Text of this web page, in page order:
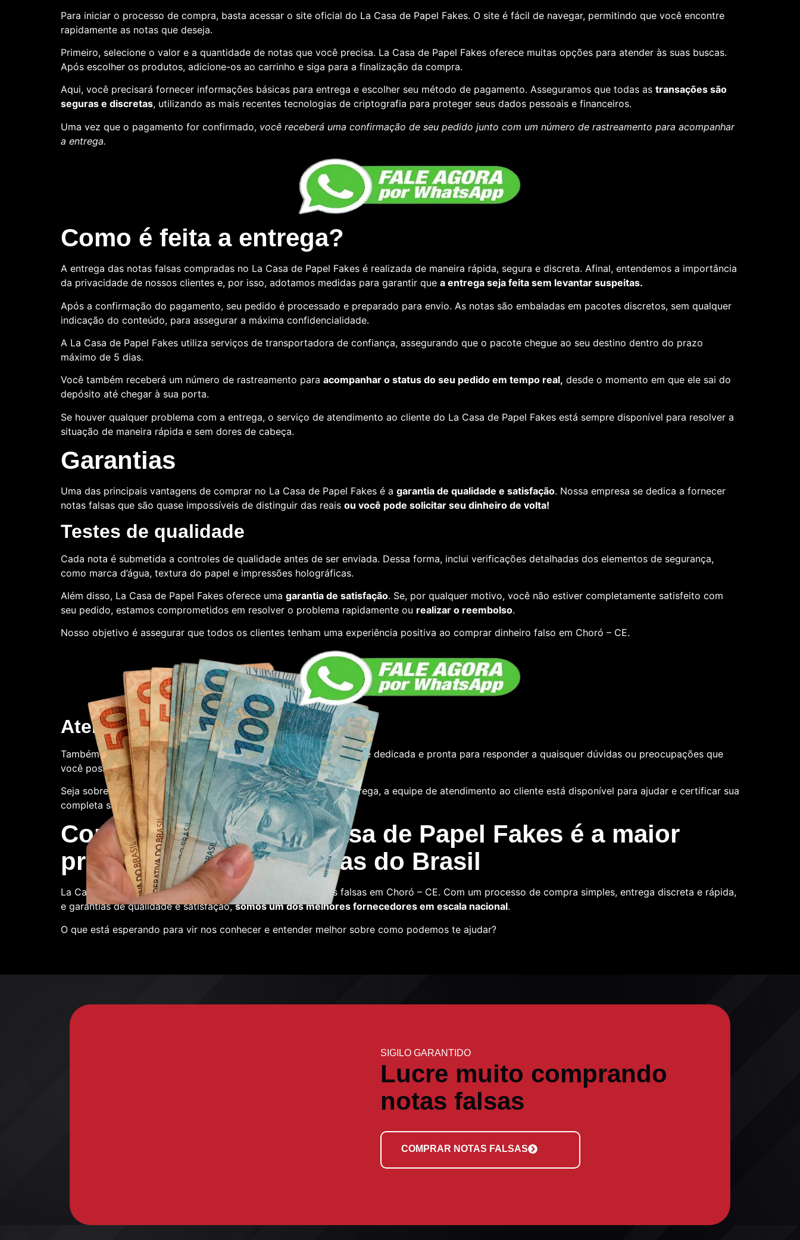
Para iniciar o processo de compra, basta acessar o site oficial do La Casa de Papel Fakes. O site é fácil de navegar, permitindo que você encontre
rapidamente as notas que deseja.
Primeiro, selecione o valor e a quantidade de notas que você precisa. La Casa de Papel Fakes oferece muitas opções para atender às suas buscas.
Após escolher os produtos, adicione-os ao carrinho e siga para a finalização da compra.
Aqui, você precisará fornecer informações básicas para entrega e escolher seu método de pagamento. Asseguramos que todas as transações são
seguras e discretas, utilizando as mais recentes tecnologias de criptografia para proteger seus dados pessoais e financeiros.
Uma vez que o pagamento for confirmado, você receberá uma confirmação de seu pedido junto com um número de rastreamento para acompanhar
a entrega.
Como é feita a entrega?
A entrega das notas falsas compradas no La Casa de Papel Fakes é realizada de maneira rápida, segura e discreta. Afinal, entendemos a importância
da privacidade de nossos clientes e, por isso, adotamos medidas para garantir que a entrega seja feita sem levantar suspeitas.
Após a confirmação do pagamento, seu pedido é processado e preparado para envio. As notas são embaladas em pacotes discretos, sem qualquer
indicação do conteúdo, para assegurar a máxima confidencialidade.
A La Casa de Papel Fakes utiliza serviços de transportadora de confiança, assegurando que o pacote chegue ao seu destino dentro do prazo
máximo de 5 dias.
Você também receberá um número de rastreamento para acompanhar o status do seu pedido em tempo real, desde o momento em que ele sai do
depósito até chegar à sua porta.
Se houver qualquer problema com a entrega, o serviço de atendimento ao cliente do La Casa de Papel Fakes está sempre disponível para resolver a
situação de maneira rápida e sem dores de cabeça.
Garantias
Uma das principais vantagens de comprar no La Casa de Papel Fakes é a garantia de qualidade e satisfação. Nossa empresa se dedica a fornecer
notas falsas que são quase impossíveis de distinguir das reais ou você pode solicitar seu dinheiro de volta!
Testes de qualidade
Cada nota é submetida a controles de qualidade antes de ser enviada. Dessa forma, inclui verificações detalhadas dos elementos de segurança,
como marca d’água, textura do papel e impressões holográficas.
Além disso, La Casa de Papel Fakes oferece uma garantia de satisfação. Se, por qualquer motivo, você não estiver completamente satisfeito com
seu pedido, estamos comprometidos em resolver o problema rapidamente ou realizar o reembolso.
Nosso objetivo é assegurar que todos os clientes tenham uma experiência positiva ao comprar dinheiro falso em Choró – CE.
Atendimento ao cliente
Também oferecemos suporte ao cliente. Contamos com uma equipe dedicada e pronta para responder a quaisquer dúvidas ou preocupações que
você possa ter.
Seja sobre o processo de compra, a qualidade das notas ou a entrega, a equipe de atendimento ao cliente está disponível para ajudar e certificar sua
completa satisfação.
Compre conosco: La Casa de Papel Fakes é a maior
produtora de notas falsas do Brasil
La Casa de Papel Fakes é o melhor lugar para comprar notas falsas em Choró – CE. Com um processo de compra simples, entrega discreta e rápida,
e garantias de qualidade e satisfação,somos um dos melhores fornecedores em escala nacional.
O que está esperando para vir nos conhecer e entender melhor sobre como podemos te ajudar?
SIGILO GARANTIDO
Lucre muito comprando
notas falsas
COMPRAR NOTAS FALSAS